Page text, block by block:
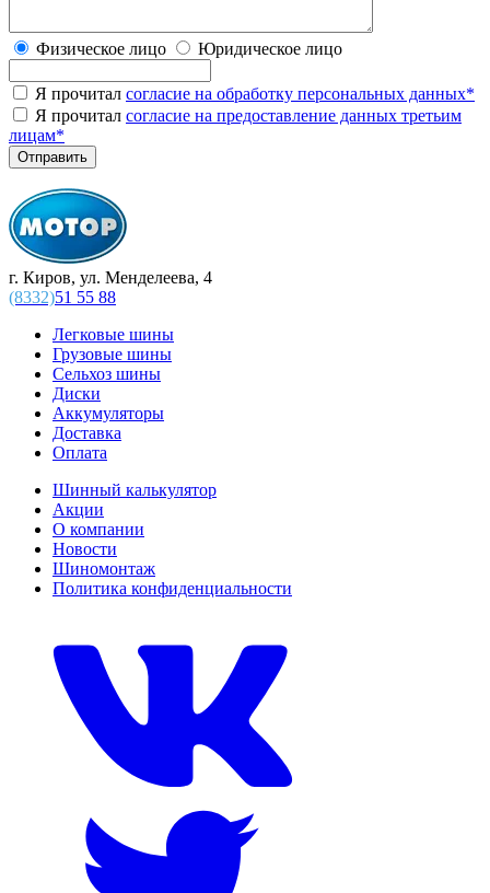
Физическое лицо Юридическое лицо
Я прочитал согласие на обработку персональных данных*
Я прочитал согласие на предоставление данных третьим
лицам*
г. Киров, ул. Менделеева, 4
(8332)51 55 88
Легковые шины
Грузовые шины
Сельхоз шины
Диски
Аккумуляторы
Доставка
Оплата
Шинный калькулятор
Акции
О компании
Новости
Шиномонтаж
Политика конфиденциальности